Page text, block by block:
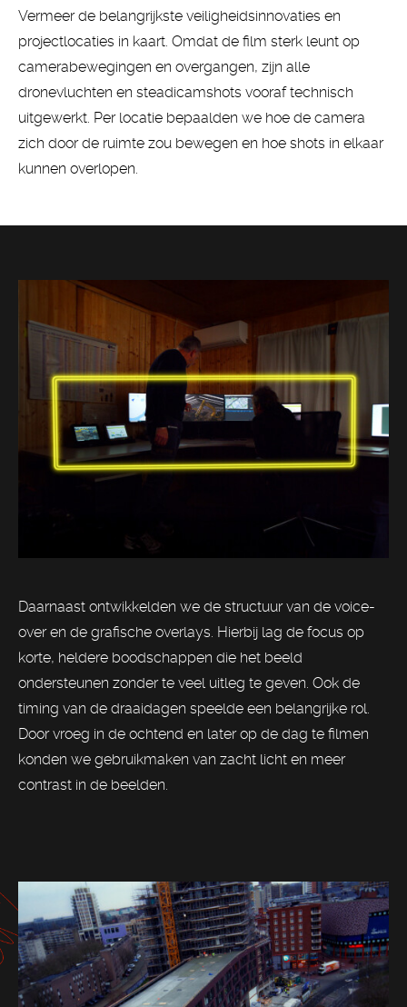
Vermeer de belangrijkste veiligheidsinnovaties en
projectlocaties in kaart. Omdat de film sterk leunt op
camerabewegingen en overgangen, zijn alle
dronevluchten en steadicamshots vooraf technisch
uitgewerkt. Per locatie bepaalden we hoe de camera
zich door de ruimte zou bewegen en hoe shots in elkaar
kunnen overlopen.
Daarnaast ontwikkelden we de structuur van de voice-
over en de grafische overlays. Hierbij lag de focus op
korte, heldere boodschappen die het beeld
ondersteunen zonder te veel uitleg te geven. Ook de
timing van de draaidagen speelde een belangrijke rol.
Door vroeg in de ochtend en later op de dag te filmen
konden we gebruikmaken van zacht licht en meer
contrast in de beelden.